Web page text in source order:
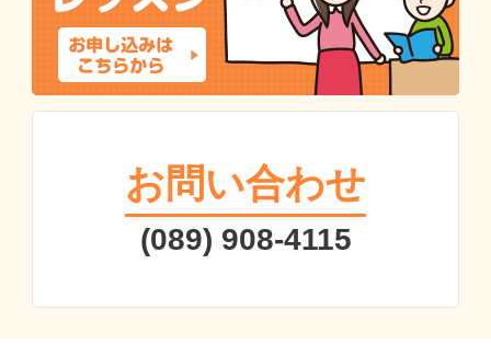
お問い合わせ
(089) 908-4115